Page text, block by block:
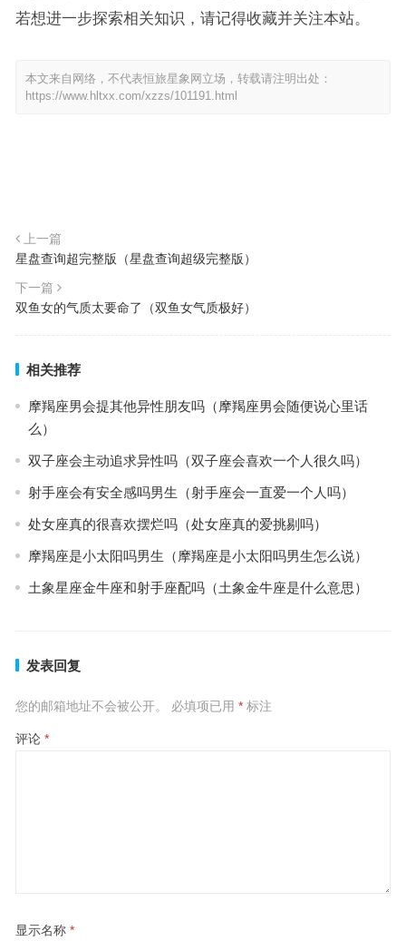
若想进一步探索相关知识，请记得收藏并关注本站。
本文来自网络，不代表恒旅星象网立场，转载请注明出处：
https://www.hltxx.com/xzzs/101191.html
上一篇
星盘查询超完整版（星盘查询超级完整版）
下一篇
双鱼女的气质太要命了（双鱼女气质极好）
相关推荐
摩羯座男会提其他异性朋友吗（摩羯座男会随便说心里话
么）
双子座会主动追求异性吗（双子座会喜欢一个人很久吗）
射手座会有安全感吗男生（射手座会一直爱一个人吗）
处女座真的很喜欢摆烂吗（处女座真的爱挑剔吗）
摩羯座是小太阳吗男生（摩羯座是小太阳吗男生怎么说）
土象星座金牛座和射手座配吗（土象金牛座是什么意思）
发表回复
您的邮箱地址不会被公开。 必填项已用 *标注
评论 *
显示名称 *